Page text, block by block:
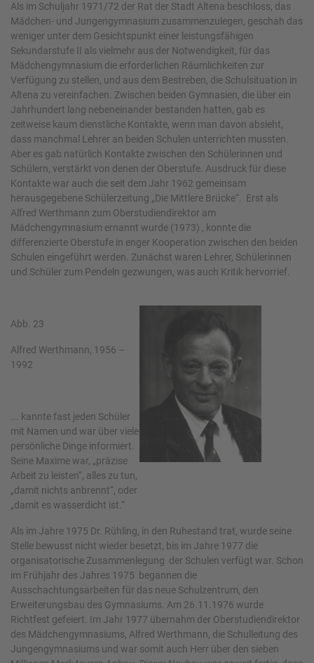
Als im Schuljahr 1971/72 der Rat der Stadt Altena beschloss, das
Mädchen- und Jungengymnasium zusammenzulegen, geschah das
weniger unter dem Gesichtspunkt einer leistungsfähigen
Sekundarstufe II als vielmehr aus der Notwendigkeit, für das
Mädchengymnasium die erforderlichen Räumlichkeiten zur
Verfügung zu stellen, und aus dem Bestreben, die Schulsituation in
Altena zu vereinfachen. Zwischen beiden Gymnasien, die über ein
Jahrhundert lang nebeneinander bestanden hatten, gab es
zeitweise kaum dienstliche Kontakte, wenn man davon absieht,
dass manchmal Lehrer an beiden Schulen unterrichten mussten.
Aber es gab natürlich Kontakte zwischen den Schülerinnen und
Schülern, verstärkt von denen der Oberstufe. Ausdruck für diese
Kontakte war auch die seit dem Jahr 1962 gemeinsam
herausgegebene Schülerzeitung „Die Mittlere Brücke“. Erst als
Alfred Werthmann zum Oberstudiendirektor am
Mädchengymnasium ernannt wurde (1973) , konnte die
differenzierte Oberstufe in enger Kooperation zwischen den beiden
Schulen eingeführt werden. Zunächst waren Lehrer, Schülerinnen
und Schüler zum Pendeln gezwungen, was auch Kritik hervorrief.
Abb. 23
Alfred Werthmann, 1956 –
1992
... kannte fast jeden Schüler
mit Namen und war über viele
persönliche Dinge informiert.
Seine Maxime war, „präzise
Arbeit zu leisten“, alles zu tun,
„damit nichts anbrennt“, oder
„damit es wasserdicht ist.“
Als im Jahre 1975 Dr. Rühling, in den Ruhestand trat, wurde seine
Stelle bewusst nicht wieder besetzt, bis im Jahre 1977 die
organisatorische Zusammenlegung der Schulen verfügt war. Schon
im Frühjahr des Jahres 1975 begannen die
Ausschachtungsarbeiten für das neue Schulzentrum, den
Erweiterungsbau des Gymnasiums. Am 26.11.1976 wurde
Richtfest gefeiert. Im Jahr 1977 übernahm der Oberstudiendirektor
des Mädchengymnasiums, Alfred Werthmann, die Schulleitung des
Jungengymnasiums und war somit auch Herr über den sieben